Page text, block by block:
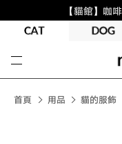
【貓館】咖
首頁 用品 貓的服飾